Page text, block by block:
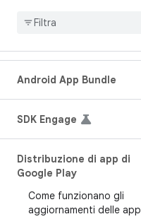
Android App Bundle
SDK Engage
Distribuzione di app di
Google Play
Come funzionano gli
aggiornamenti delle app